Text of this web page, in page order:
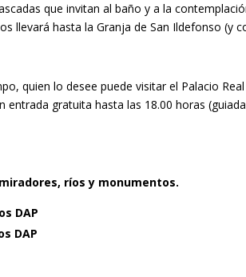
que invitan al baño y a la
llevará hasta la Granja de San Ildefonso (y
quien lo desee puede visitar el Palacio
entrada gratuita hasta las 18.00 horas
ríos y monumentos.
DAP
DAP